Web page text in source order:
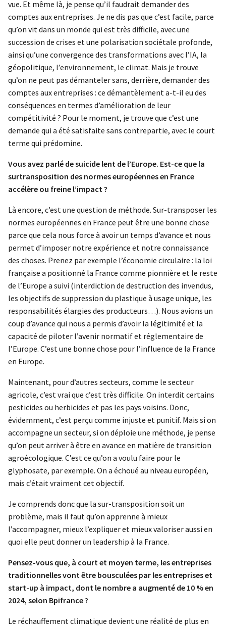
vue. Et même là, je pense qu’il faudrait demander des
comptes aux entreprises. Je ne dis pas que c’est facile, parce
qu’on vit dans un monde qui est très difficile, avec une
succession de crises et une polarisation sociétale profonde,
ainsi qu’une convergence des transformations avec l’IA, la
géopolitique, l’environnement, le climat. Mais je trouve
qu’on ne peut pas démanteler sans, derrière, demander des
comptes aux entreprises : ce démantèlement a-t-il eu des
conséquences en termes d’amélioration de leur
compétitivité ? Pour le moment, je trouve que c’est une
demande qui a été satisfaite sans contrepartie, avec le court
terme qui prédomine.
Vous avez parlé de suicide lent de l’Europe. Est-ce que la
surtransposition des normes européennes en France
accélère ou freine l’impact ?
Là encore, c’est une question de méthode. Sur-transposer les
normes européennes en France peut être une bonne chose
parce que cela nous force à avoir un temps d’avance et nous
permet d’imposer notre expérience et notre connaissance
des choses. Prenez par exemple l’économie circulaire : la loi
française a positionné la France comme pionnière et le reste
de l’Europe a suivi (interdiction de destruction des invendus,
les objectifs de suppression du plastique à usage unique, les
responsabilités élargies des producteurs…). Nous avions un
coup d’avance qui nous a permis d’avoir la légitimité et la
capacité de piloter l’avenir normatif et réglementaire de
l’Europe. C’est une bonne chose pour l’influence de la France
en Europe.
Maintenant, pour d’autres secteurs, comme le secteur
agricole, c’est vrai que c’est très difficile. On interdit certains
pesticides ou herbicides et pas les pays voisins. Donc,
évidemment, c’est perçu comme injuste et punitif. Mais si on
accompagne un secteur, si on déploie une méthode, je pense
qu’on peut arriver à être en avance en matière de transition
agroécologique. C’est ce qu’on a voulu faire pour le
glyphosate, par exemple. On a échoué au niveau européen,
mais c’était vraiment cet objectif.
Je comprends donc que la sur-transposition soit un
problème, mais il faut qu’on apprenne à mieux
l’accompagner, mieux l’expliquer et mieux valoriser aussi en
quoi elle peut donner un leadership à la France.
Pensez-vous que, à court et moyen terme, les entreprises
traditionnelles vont être bousculées par les entreprises et
start-up à impact, dont le nombre a augmenté de 10 % en
2024, selon Bpifrance ?
Le réchauffement climatique devient une réalité de plus en